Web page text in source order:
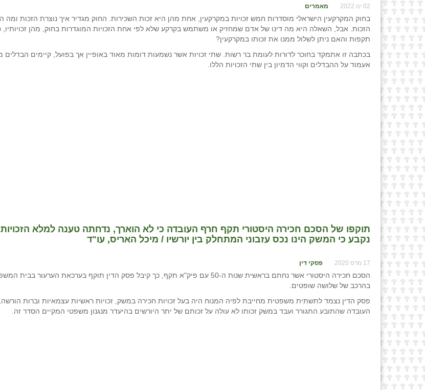
02 ינו 2022 מאמרים
בחוק המקרקעין הישראלי מוסדרות חמש זכויות במקרקעין, אחת מהן היא זכות השכירות. החוק מגדיר איך נוצרת הזכות ומה
הזכות. אבל, השאלה היא מה דינו של אדם שמחזיק או משתמש בקרקע שלא לפי אחת הזכויות המוגדרות בחוק, מהן זכויותיו,
תקפות והאם ניתן לשלול ממנו את זכותו במקרקעין?
בכתבה זו אתמקד בחוכר לדורות לעומת בר רשות. שתי זכויות אשר נשמעות דומות מאוד באופיין אך בפועל, קיימים הבדלים
אעמוד על ההבדלים וקווי הדמיון בין שתי הזכויות הללו.
תוקפו של הסכם חכירה היסטורי תקף חרף העובדה כי לא הוארך, נדחתה טענה למלא
נקבע כי המשק הינו נכס עזבוני המתחלק בין יורשיו / מיכל האריס, עו"ד
17 מרס 2020 פסקי דין
הסכם חכירה היסטורי אשר נחתם בראשית שנות ה-50 עם פיק"א תקף, כך קיבל פסק הדין תוקף בערכאת הערעור
בהרכב של שלושה שופטים.
פסק הדין נצמד לתשתית משפטית מחייבת לפיה המנוח היה בעל זכויות חכירה במשק, זכויות ראשיות עצמאיות וברות
העובדה שהתובע התגורר ועבד במשק זכותו לא עולה על זכותם של יתר היורשים בהיעדר מנגנון משפטי המקיים הסדר זה.